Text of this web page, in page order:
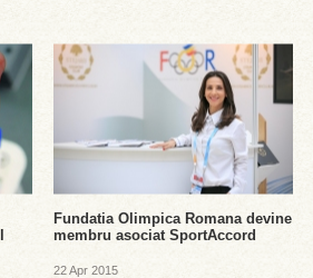
Fundatia Olimpica Romana devine
membru asociat SportAccord
22 Apr 2015